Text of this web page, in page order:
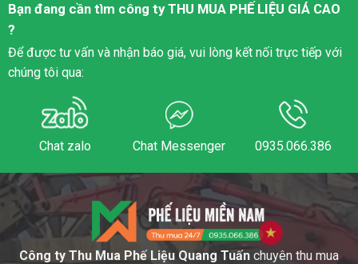
Bạn đang cần tìm công tyTHU MUA PHẾ LIỆU GIÁ CAO
?
Để được tư vấn và nhận báo giá, vui lòng kết nối trực tiếp với
chúng tôi qua:
Chat zalo Chat Messenger 0935.066.386
Công ty Thu Mua Phế Liệu Quang Tuấn chuyên thu mua